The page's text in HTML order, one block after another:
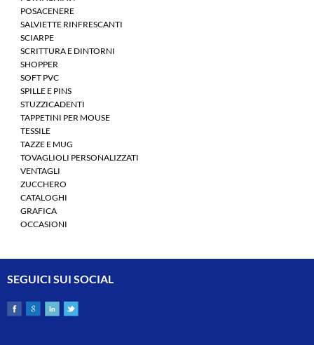
POSACENERE
SALVIETTE RINFRESCANTI
SCIARPE
SCRITTURA E DINTORNI
SHOPPER
SOFT PVC
SPILLE E PINS
STUZZICADENTI
TAPPETINI PER MOUSE
TESSILE
TAZZE E MUG
TOVAGLIOLI PERSONALIZZATI
VENTAGLI
ZUCCHERO
CATALOGHI
GRAFICA
OCCASIONI
SEGUICI SUI SOCIAL